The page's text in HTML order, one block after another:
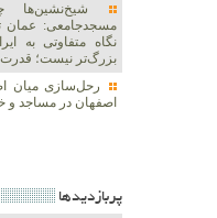
شیخ‌نشین‌ها
مسجدجامعی: عمان
نگاه متفاوتی به
بزرگ‌تر نیست؛
رحل‌سازی میان
اصفهان در مساجد و
پربازديدها